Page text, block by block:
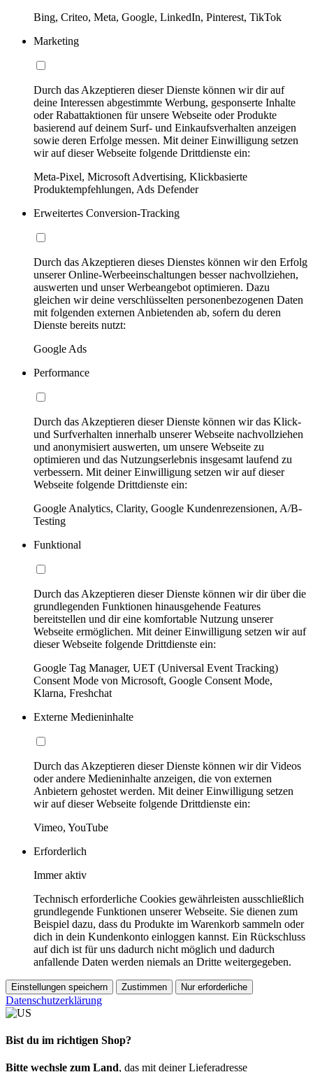
Bing, Criteo, Meta, Google, LinkedIn, Pinterest, TikTok
Marketing
Durch das Akzeptieren dieser Dienste können wir dir auf
deine Interessen abgestimmte Werbung, gesponserte Inhalte
oder Rabattaktionen für unsere Webseite oder Produkte
basierend auf deinem Surf- und Einkaufsverhalten anzeigen
sowie deren Erfolge messen. Mit deiner Einwilligung setzen
wir auf dieser Webseite folgende Drittdienste ein:
Meta-Pixel, Microsoft Advertising, Klickbasierte
Produktempfehlungen, Ads Defender
Erweitertes Conversion-Tracking
Durch das Akzeptieren dieses Dienstes können wir den Erfolg
unserer Online-Werbeeinschaltungen besser nachvollziehen,
auswerten und unser Werbeangebot optimieren. Dazu
gleichen wir deine verschlüsselten personenbezogenen Daten
mit folgenden externen Anbietenden ab, sofern du deren
Dienste bereits nutzt:
Google Ads
Performance
Durch das Akzeptieren dieser Dienste können wir das Klick-
und Surfverhalten innerhalb unserer Webseite nachvollziehen
und anonymisiert auswerten, um unsere Webseite zu
optimieren und das Nutzungserlebnis insgesamt laufend zu
verbessern. Mit deiner Einwilligung setzen wir auf dieser
Webseite folgende Drittdienste ein:
Google Analytics, Clarity, Google Kundenrezensionen, A/B-
Testing
Funktional
Durch das Akzeptieren dieser Dienste können wir dir über die
grundlegenden Funktionen hinausgehende Features
bereitstellen und dir eine komfortable Nutzung unserer
Webseite ermöglichen. Mit deiner Einwilligung setzen wir auf
dieser Webseite folgende Drittdienste ein:
Google Tag Manager, UET (Universal Event Tracking)
Consent Mode von Microsoft, Google Consent Mode,
Klarna, Freshchat
Externe Medieninhalte
Durch das Akzeptieren dieser Dienste können wir dir Videos
oder andere Medieninhalte anzeigen, die von externen
Anbietern gehostet werden. Mit deiner Einwilligung setzen
wir auf dieser Webseite folgende Drittdienste ein:
Vimeo, YouTube
Erforderlich
Immer aktiv
Technisch erforderliche Cookies gewährleisten ausschließlich
grundlegende Funktionen unserer Webseite. Sie dienen zum
Beispiel dazu, dass du Produkte im Warenkorb sammeln oder
dich in dein Kundenkonto einloggen kannst. Ein Rückschluss
auf dich ist für uns dadurch nicht möglich und dadurch
anfallende Daten werden niemals an Dritte weitergegeben.
Einstellungen speichern Zustimmen Nur erforderliche
Datenschutzerklärung
Bist du im richtigen Shop?
Bitte wechsle zum Land, das mit deiner Lieferadresse